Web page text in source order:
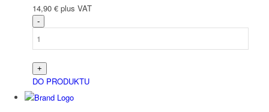
14,90 € plus VAT
DO PRODUKTU